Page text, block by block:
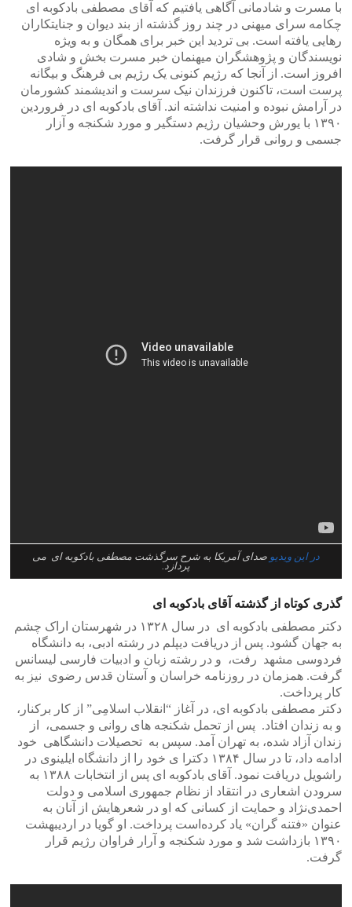
با مسرت و شادمانی آگاهی یافتیم که آقای مصطفی بادکوبه ای
چکامه سرای میهنی در چند روز گذشته از بند دیوان و جنایتکاران
رهایی یافته است. بی تردید این خبر برای همگان و به ویژه
نویسندگان و پژوهشگران میهنمان خبر مسرت بخش و شادی
افروز است. از آنجا که رژیم کنونی یک رژیم بی فرهنگ و بیگانه
پرست است، تاکنون فرزندان نیک سرست و اندیشمند کشورمان
در آرامش نبوده و امنیت نداشته اند. آقای بادکوبه ای در فروردین
۱۳۹۰ با یورش وحشیان رژیم دستگیر و مورد شکنجه و آزار
جسمی و روانی قرار گرفت.
در این ویدیو صدای آمریکا به شرح سرگذشت مصطفی بادکوبه ای می
پردازد.
گذری کوتاه از گذشته آقای بادکوبه ای
دکتر مصطفی بادکوبه ای در سال ۱۳۲۸ در شهرستان اراک چشم
به جهان گشود. پس از دریافت دیپلم در رشته ادبی، به دانشگاه
فردوسی مشهد رفت، و در رشته زبان و ادبیات فارسی لیسانس
گرفت. همزمان در روزنامه خراسان و آستان قدس رضوی نیز به
کار پرداخت.
دکتر مصطفی بادکوبه ای، در آغاز “انقلاب اسلامِی” از کار برکنار،
و به زندان افتاد. پس از تحمل شکنجه های روانی و جسمی، از
زندان آزاد شده، به تهران آمد. سپس به تحصیلات دانشگاهی خود
ادامه داد، تا در سال ۱۳۸۴ دکترا ی خود را از دانشگاه ایلینوی در
راشویل دریافت نمود. آقای بادکوبه ای پس از انتخابات ۱۳۸۸ به
سرودن اشعاری در انتقاد از نظام جمهوری اسلامی و دولت
احمدی‌نژاد و حمایت از کسانی که او در شعرهایش از آنان به
عنوان «فتنه گران» یاد کرده‌است پرداخت. او گویا در اردیبهشت
۱۳۹۰ بازداشت شد و مورد شکنجه و آرار فراوان رژیم قرار
گرفت.